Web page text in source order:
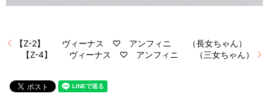
【Z-2】 ヴィーナス ♡ アンフィニ （長女ちゃん）
【Z-4】 ヴィーナス ♡ アンフィニ （三女ちゃん）